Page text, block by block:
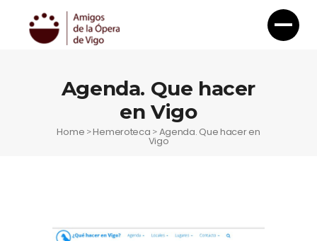
Agenda. Que hacer
en Vigo
Home >Hemeroteca >Agenda. Que hacer en
Vigo